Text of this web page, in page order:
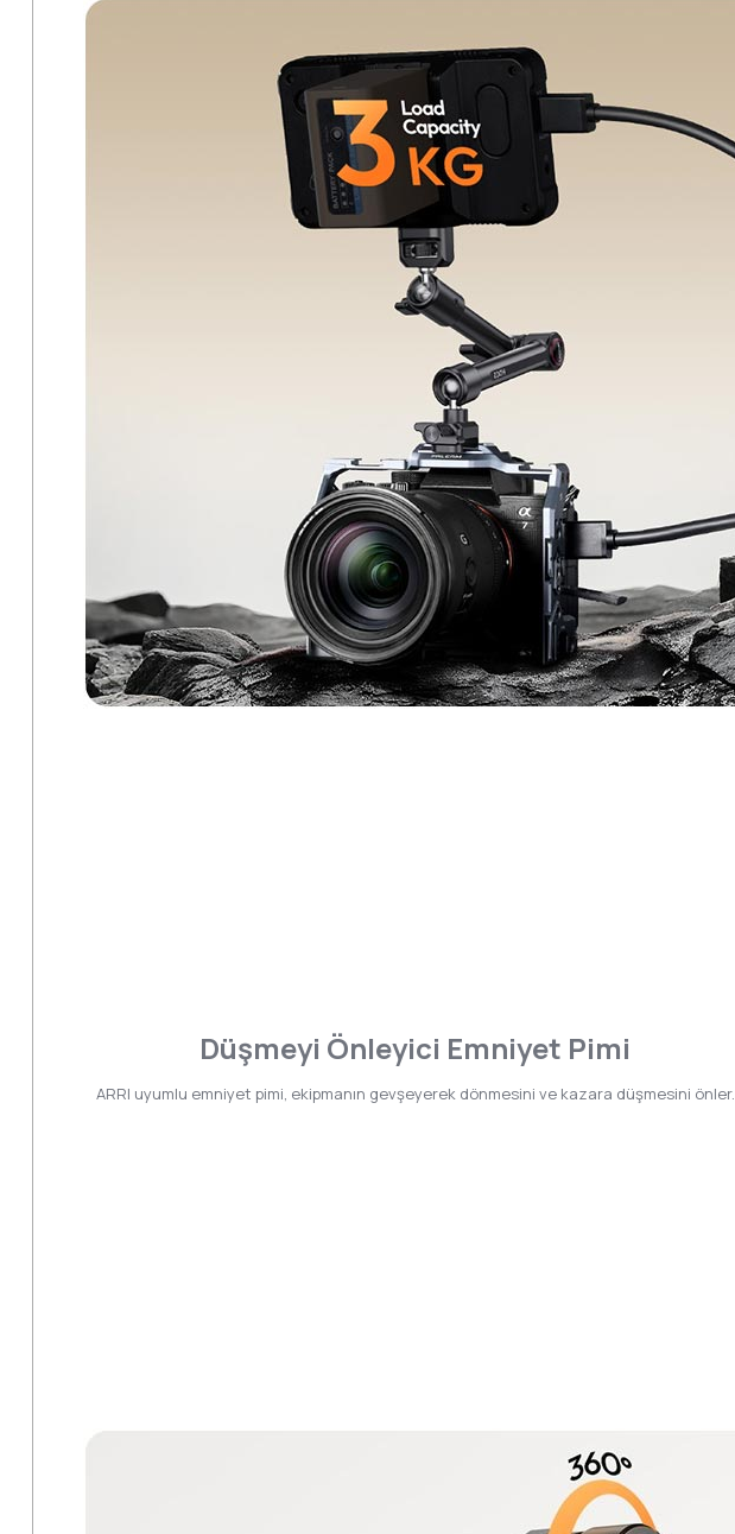
Düşmeyi Önleyici Emniyet Pimi
ARRI uyumlu emniyet pimi, ekipmanın gevşeyerek dönmesini ve kazara düşmesini önler.